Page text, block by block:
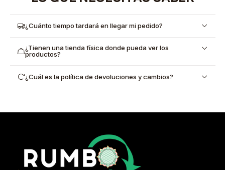
¿Cuánto tiempo tardará en llegar mi pedido?
¿Tienen una tienda física donde pueda ver los
productos?
¿Cuál es la política de devoluciones y cambios?